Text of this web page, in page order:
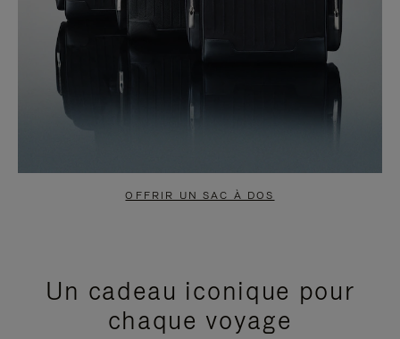
OFFRIR UN SAC À DOS
Un cadeau iconique pour
chaque voyage